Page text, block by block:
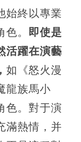
始終以專業
。 即使是
活躍在演藝
如《怒火漫
龍族馬小
色。對于演
滿熱情，并